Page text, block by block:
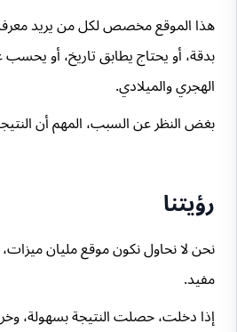
هذا الموقع مخصص لكل من يريد
بدقة، أو يحتاج يطابق تاريخ، أو
الهجري والميلادي.
بغض النظر عن السبب، المهم أن
رؤيتنا
نحن لا نحاول نكون موقع مليان
مفيد.
إذا دخلت، حصلت النتيجة بسهولة،